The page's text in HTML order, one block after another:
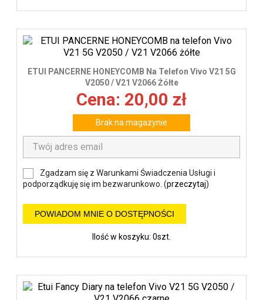
ETUI PANCERNE HONEYCOMB Na Telefon Vivo V21 5G
V2050 / V21 V2066 Żółte
Cena: 20,00 zł
Brak na magazynie
Zgadzam się z Warunkami Świadczenia Usługi i
podporządkuję się im bezwarunkowo. (przeczytaj)
POWIADOM MNIE O DOSTĘPNOŚCI
Ilość w koszyku: 0szt.